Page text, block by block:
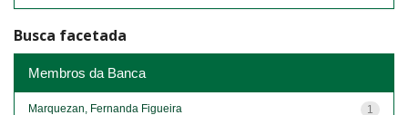
Busca facetada
Membros da Banca
1
Marquezan, Fernanda Figueira